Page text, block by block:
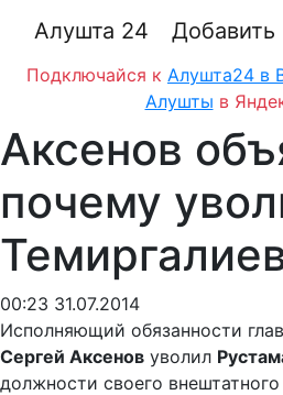
Алушта 24 Добавить
Подключайся к Алушта24 в
Алушты в
Аксенов
почему
00:23 31.07.2014
Исполняющий обязанности
Сергей Аксенов уволил
должности своего внештатного